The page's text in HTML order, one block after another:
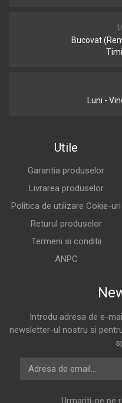
Bucovat
Luni -
Utile
Garantia produselor
Livrarea produselor
Politica de utilizare Cokie-uri
Returul produselor
Termeni si conditii
ANPC
Introdu adresa de e-
newsletter-ul nostru si
Adresa de email
Urmariti-ne pe